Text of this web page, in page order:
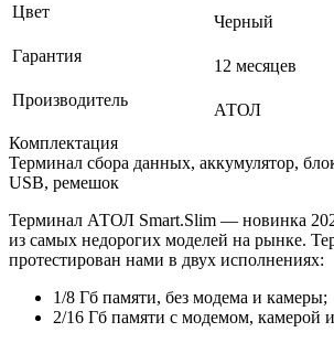
Цвет
Черный
Гарантия
12 месяцев
Производитель
АТОЛ
Комплектация
Терминал сбора данных, аккумулятор,
USB, ремешок
Терминал АТОЛ Smart.Slim — новинка
из самых недорогих моделей на рынке.
протестирован нами в двух исполнениях:
1/8 Гб памяти, без модема и камеры;
2/16 Гб памяти с модемом, камерой